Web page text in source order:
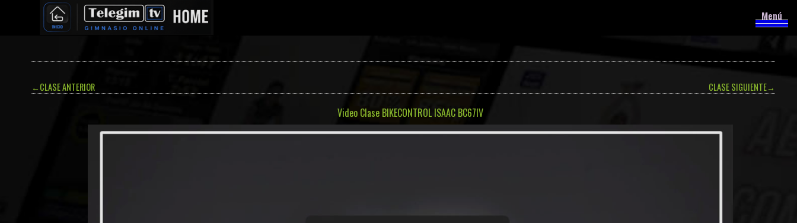
Menú
←CLASE ANTERIOR CLASE SIGUIENTE→
Video Clase BIKECONTROL ISAAC BC67IV